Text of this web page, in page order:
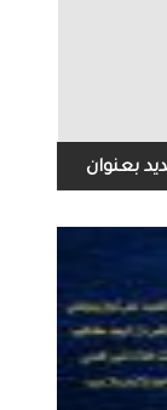
بعنوان
نديمة